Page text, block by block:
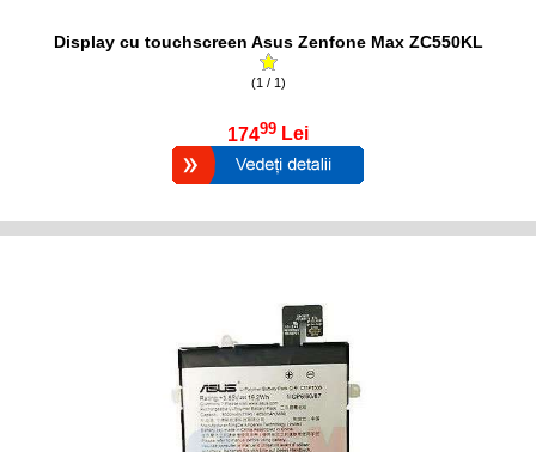
Display cu touchscreen Asus Zenfone Max ZC550KL
(1 / 1)
17499 Lei